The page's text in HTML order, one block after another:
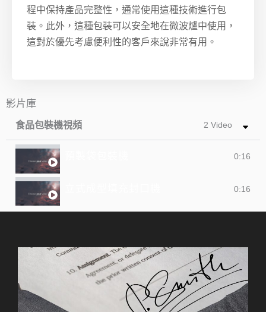
程中保持產品完整性，通常使用這種技術進行包
裝。此外，這種包裝可以安全地在微波爐中使用，
這對於優先考慮便利性的客戶來說非常有用。
影片庫
食品包裝機視頻
2 Video
0:16
0:16